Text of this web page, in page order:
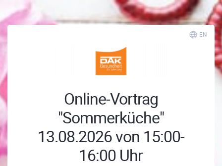
EN
Online-Vortrag
"Sommerküche"
13.08.2026 von 15:00-
16:00 Uhr